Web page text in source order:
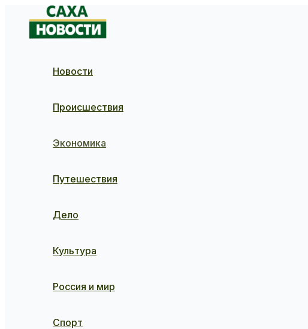
содержимому
Новости
Происшествия
Экономика
Путешествия
Дело
Культура
Россия и мир
Спорт